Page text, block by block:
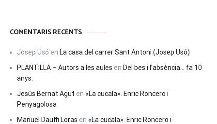
COMENTARIS RECENTS
Josep Usó en La casa del carrer Sant Antoni (Josep Usó)
PLANTILLA – Autors a les aules en Del bes i l’absència… fa 10
anys.
Jesús Bernat Agut en «La cucala». Enric Roncero i
Penyagolosa
Manuel Dauffi Loras en «La cucala». Enric Roncero i